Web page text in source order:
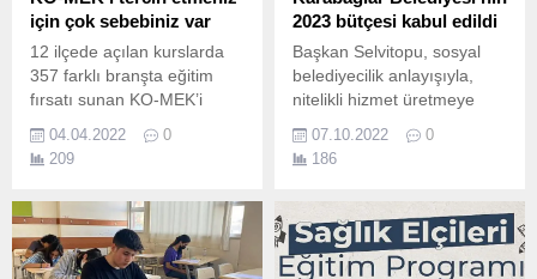
için çok sebebiniz var
12 ilçede açılan kurslarda
357 farklı branşta eğitim
fırsatı sunan KO-MEK’i
sayıda sebebiniz var
Kocaeli Büyükşehir
Eğitim Kursları (KO-MEK),
Kocaeli genelinde verdiği
eğitimlerle şimdiye kadar
04.04.2022
0
209
2023 bütçesi kabul edildi
Başkan Selvitopu, sosyal
belediyecilik anlayışıyla,
nitelikli hizmet üretmeye
07.10.2022
0
186